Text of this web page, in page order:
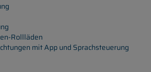
Rollläden
mit App und Sprachsteuerung